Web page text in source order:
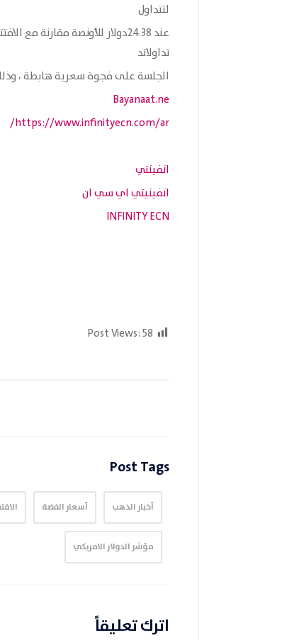
لتتداول
تداولاتد
الجلسة على فجوة سعرية هابطة ، وذلك مع
Bayanaat.ne
https://www.infinityecn.com/ar/
انفينتي
انفينيتي اي سي ان
INFINITY ECN
Post Views:58
Post Tags
أخبار الذهب أسعار الفضة
مؤشر الدولار الامريكي
اترك تعليقاً